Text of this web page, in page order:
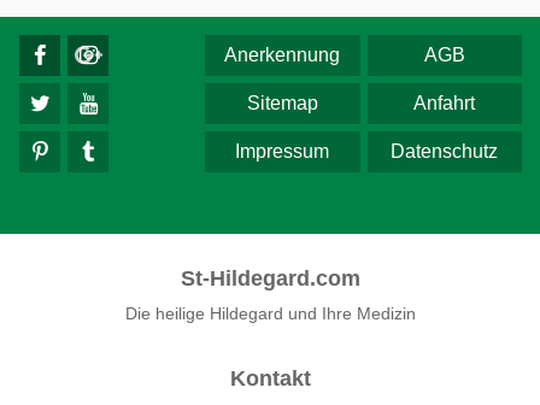
AGB
Anerkennung
Anfahrt
Sitemap
Datenschutz
Impressum
St-Hildegard.com
Die heilige Hildegard und Ihre Medizin
Kontakt